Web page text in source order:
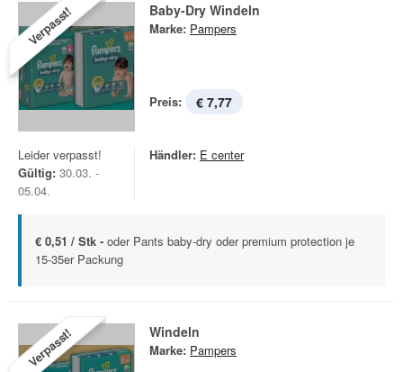
Verpasst! Baby-Dry Windeln
Marke: Pampers
Preis: € 7,77
Leider verpasst!
Gültig: 30.03. -
05.04.
Händler: E center
€ 0,51 / Stk - oder Pants baby-dry oder premium protection je
15-35er Packung
Verpasst! Windeln
Marke: Pampers